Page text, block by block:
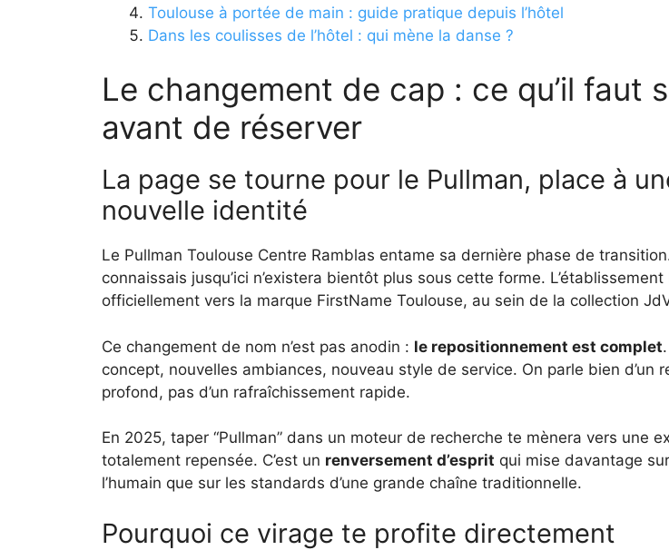
Toulouse à portée de main : guide pratique depuis l’hôtel
Dans les coulisses de l’hôtel : qui mène la danse ?
Le changement de cap : ce qu’il faut
avant de réserver
La page se tourne pour le Pullman, place à
nouvelle identité
Le Pullman Toulouse Centre Ramblas entame sa dernière phase de
connaissais jusqu’ici n’existera bientôt plus sous cette forme.
officiellement vers la marque FirstName Toulouse, au sein de la collection
Ce changement de nom n’est pas anodin : le repositionnement est complet
concept, nouvelles ambiances, nouveau style de service. On parle bien d’un
profond, pas d’un rafraîchissement rapide.
En 2025, taper “Pullman” dans un moteur de recherche te mènera vers une
totalement repensée. C’est un renversement d’esprit qui mise davantage
l’humain que sur les standards d’une grande chaîne traditionnelle.
Pourquoi ce virage te profite directement